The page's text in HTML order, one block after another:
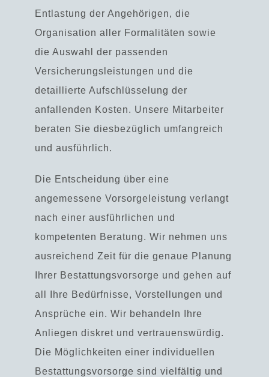
Entlastung der Angehörigen, die
Organisation aller Formalitäten sowie
die Auswahl der passenden
Versicherungsleistungen und die
detaillierte Aufschlüsselung der
anfallenden Kosten. Unsere Mitarbeiter
beraten Sie diesbezüglich umfangreich
und ausführlich.
Die Entscheidung über eine
angemessene Vorsorgeleistung verlangt
nach einer ausführlichen und
kompetenten Beratung. Wir nehmen uns
ausreichend Zeit für die genaue Planung
Ihrer Bestattungsvorsorge und gehen auf
all Ihre Bedürfnisse, Vorstellungen und
Ansprüche ein. Wir behandeln Ihre
Anliegen diskret und vertrauenswürdig.
Die Möglichkeiten einer individuellen
Bestattungsvorsorge sind vielfältig und